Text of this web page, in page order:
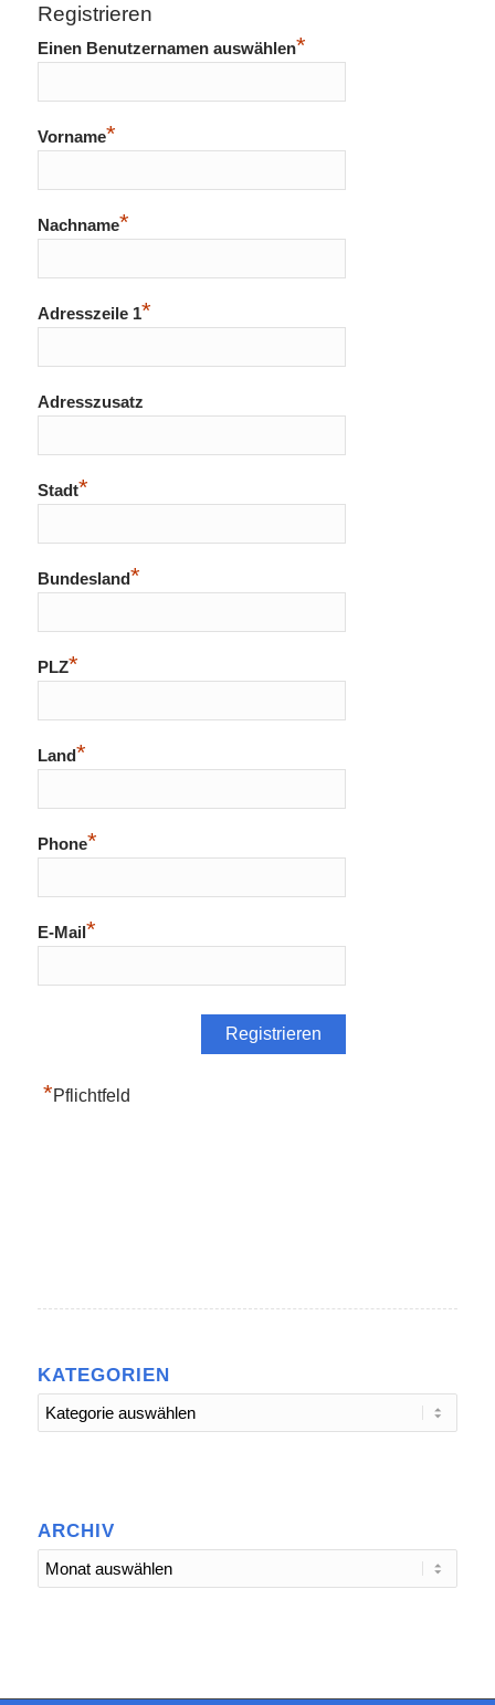
Registrieren
Einen Benutzernamen auswählen*
Vorname*
Nachname*
Adresszeile 1*
Adresszusatz
Stadt*
Bundesland*
PLZ*
Land*
Phone*
E-Mail *
*Pflichtfeld
KATEGORIEN
Kategorien
ARCHIV